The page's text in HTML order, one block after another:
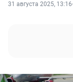
31 августа 2025, 13:16